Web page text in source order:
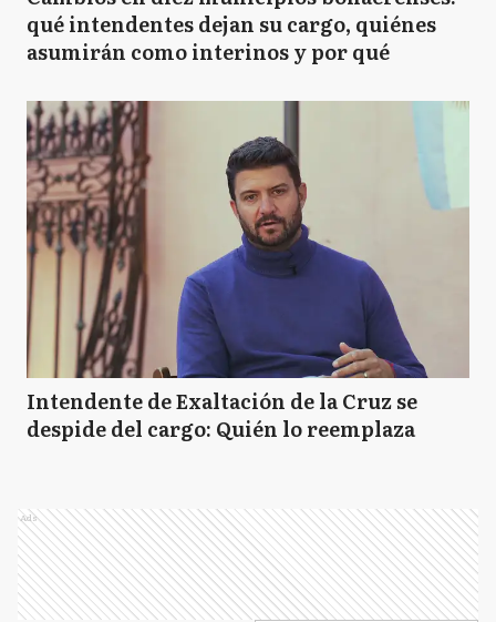
qué intendentes dejan su cargo, quiénes
asumirán como interinos y por qué
Intendente de Exaltación de la Cruz se
despide del cargo: Quién lo reemplaza
Ads